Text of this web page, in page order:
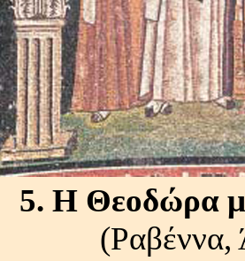
5. Η Θεοδώρα
(Ραβέννα,